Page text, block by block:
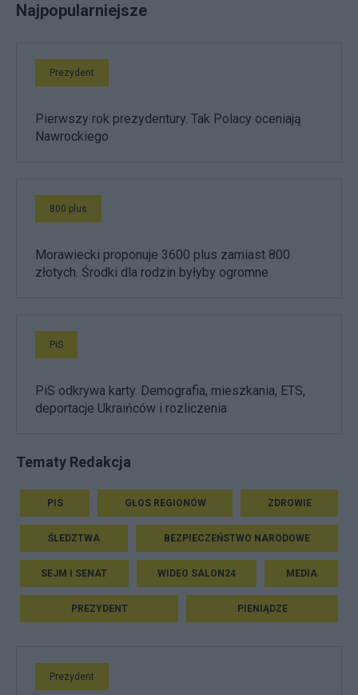
Najpopularniejsze
Prezydent
Pierwszy rok prezydentury. Tak Polacy oceniają
Nawrockiego
800 plus
Morawiecki proponuje 3600 plus zamiast 800
złotych. Środki dla rodzin byłyby ogromne
PiS
PiS odkrywa karty. Demografia, mieszkania, ETS,
deportacje Ukraińców i rozliczenia
Tematy Redakcja
PIS GŁOS REGIONÓW ZDROWIE
ŚLEDZTWA BEZPIECZEŃSTWO NARODOWE
SEJM I SENAT WIDEO SALON24 MEDIA
PREZYDENT PIENIĄDZE
Prezydent